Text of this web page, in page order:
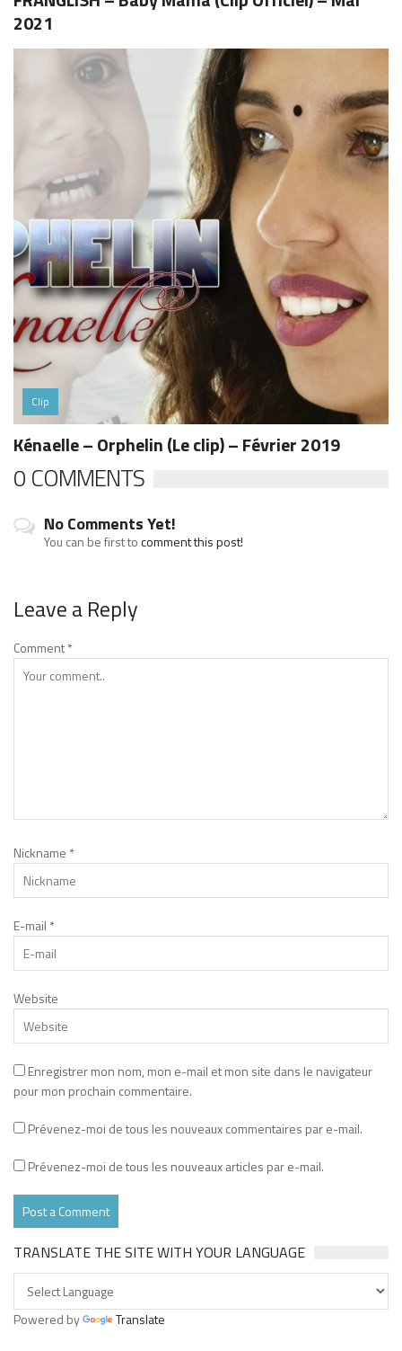
2021
Clip
Kénaelle – Orphelin (Le clip) – Février 2019
0 COMMENTS
No Comments Yet!
You can be first tocomment this post!
Leave a Reply
Comment*
Nickname *
E-mail *
Website
Enregistrer mon nom, mon e-mail et mon site dans le navigateur
pour mon prochain commentaire.
Prévenez-moi de tous les nouveaux commentaires par e-mail.
Prévenez-moi de tous les nouveaux articles par e-mail.
TRANSLATE THE SITE WITH YOUR LANGUAGE
Powered by Translate